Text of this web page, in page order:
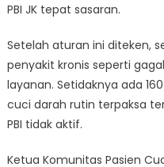
PBI JK tepat sasaran.
Setelah aturan ini diteken,
penyakit kronis seperti
layanan. Setidaknya ada
cuci darah rutin terpaksa
PBI tidak aktif.
Ketua Komunitas Pasien